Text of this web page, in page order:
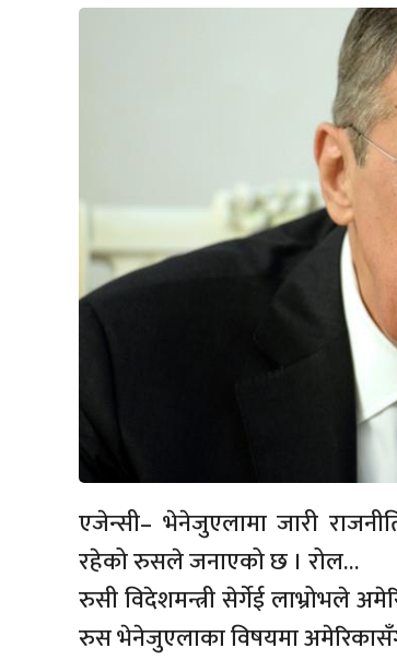
एजेन्सी– भेनेजुएलामा जारी
रहेको रुसले जनाएको छ । रोल…
रुसी विदेशमन्त्री सेर्गेई लाभ्रोभले
रुस भेनेजुएलाका विषयमा अमेरिकासँग